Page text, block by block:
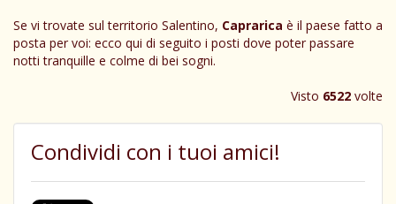
Se vi trovate sul territorio Salentino, Caprarica è il paese fatto a
posta per voi: ecco qui di seguito i posti dove poter passare
notti tranquille e colme di bei sogni.
Visto 6522 volte
Condividi con i tuoi amici!